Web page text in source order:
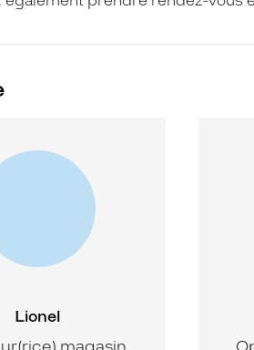
Lionel
magasin,